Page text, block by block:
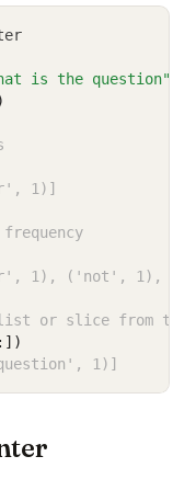
is the question"
1)]
1), ('not', 1),
list or slice from the
:])
1)]